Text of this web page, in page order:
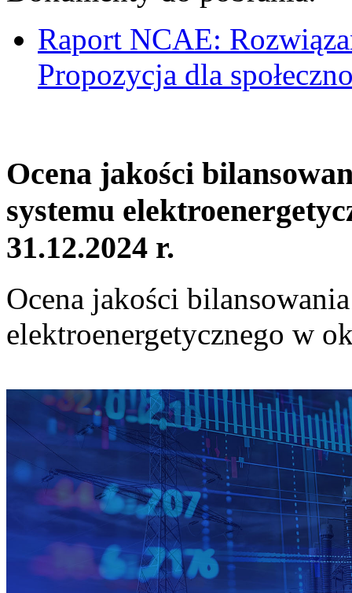
Raport NCAE:
Propozycja dla
Ocena jakości
systemu
31.12.2024 r.
Ocena jakości
elektroenergetycznego w